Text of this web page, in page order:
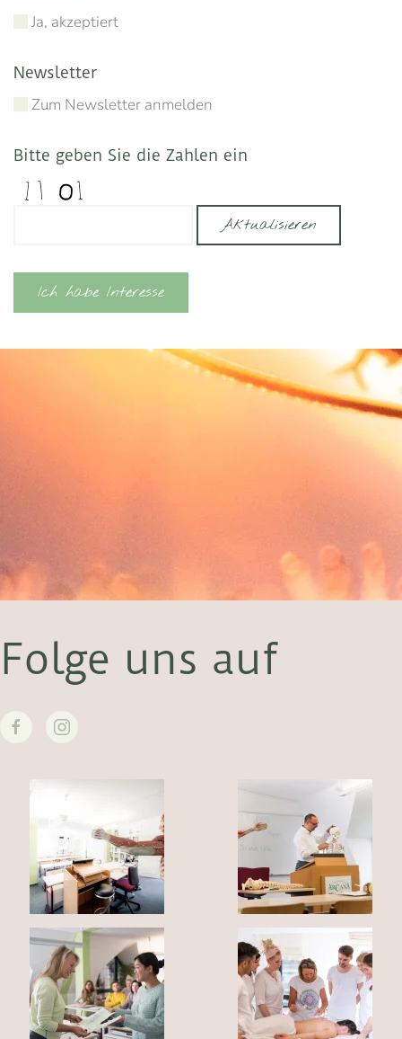
Ja, akzeptiert
Newsletter
Zum Newsletter anmelden
Bitte geben Sie die Zahlen ein
Aktualisieren
Ich habe Interesse
Folge uns auf